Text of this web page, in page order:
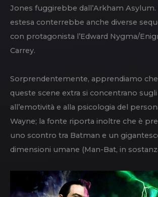
Jones fuggirebbe dall’Arkham Asylum.
estesa conterrebbe anche diverse
con protagonista l’Edward Nygma/
Carrey.
Sorprendentemente, apprendiamo
queste scene extra si concentrano
all’emotività e alla psicologia del
Wayne; la fonte riporta inoltre che è
uno scontro tra Batman e un
dimensioni umane (Man-Bat, in